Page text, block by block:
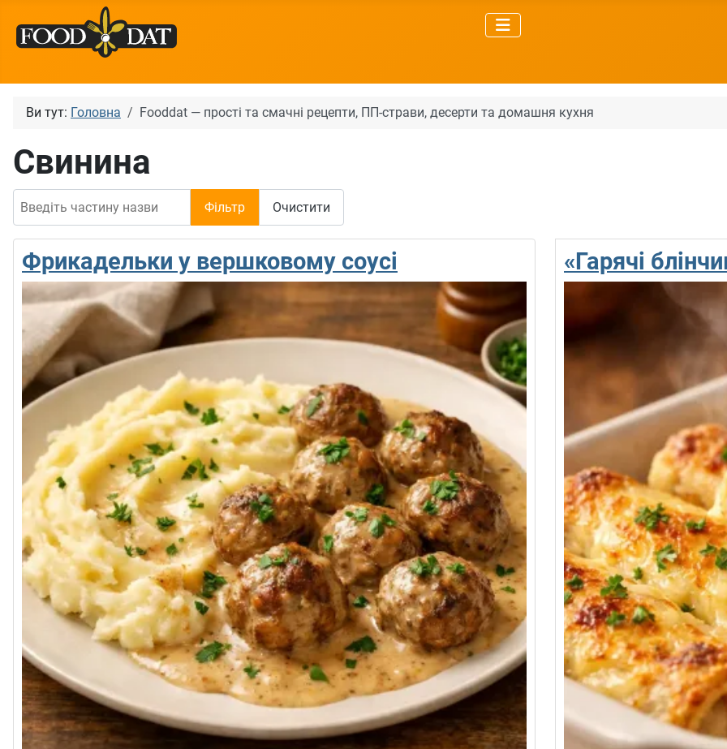
Ви тут: Головна Fooddat — прості та смачні рецепти, ПП-страви, десерти та домашня кухня
Свинина
Фільтр Очистити
Фрикадельки у вершковому соусі «Гарячі